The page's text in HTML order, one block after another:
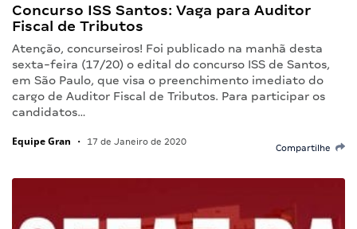
Concurso ISS Santos: Vaga para Auditor
Fiscal de Tributos
Atenção, concurseiros! Foi publicado na manhã desta
sexta-feira (17/20) o edital do concurso ISS de Santos,
em São Paulo, que visa o preenchimento imediato do
cargo de Auditor Fiscal de Tributos. Para participar os
candidatos…
Equipe Gran • 17 de Janeiro de 2020
Compartilhe